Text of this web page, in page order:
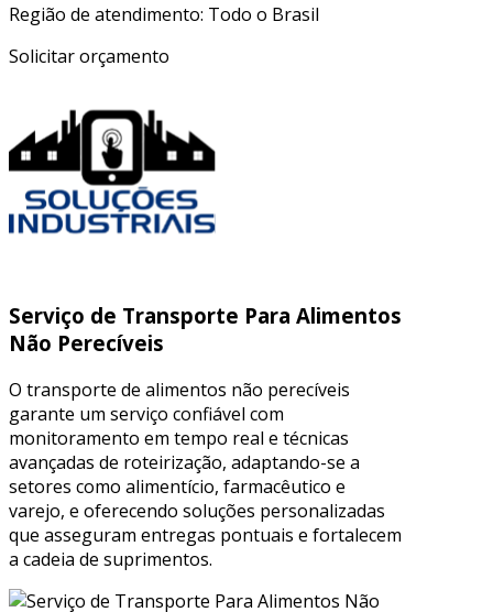
Região de atendimento: Todo o Brasil
Solicitar orçamento
Serviço de Transporte Para Alimentos
Não Perecíveis
O transporte de alimentos não perecíveis
garante um serviço confiável com
monitoramento em tempo real e técnicas
avançadas de roteirização, adaptando-se a
setores como alimentício, farmacêutico e
varejo, e oferecendo soluções personalizadas
que asseguram entregas pontuais e fortalecem
a cadeia de suprimentos.